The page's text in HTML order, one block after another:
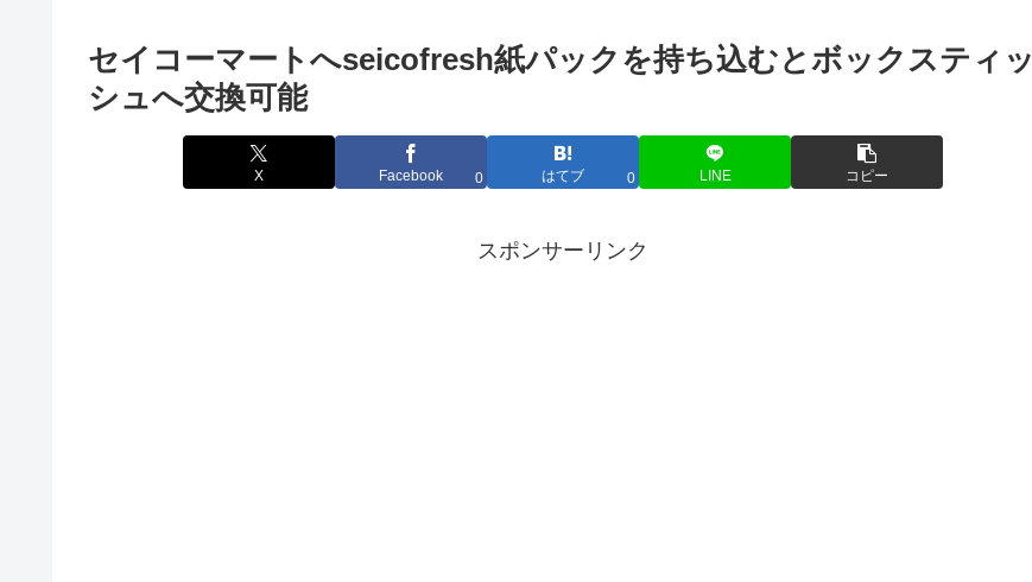
セイコーマートへseicofresh紙パックを持ち込むとボックスティッ
シュへ交換可能
X Facebook 0 はてブ 0 LINE コピー
スポンサーリンク